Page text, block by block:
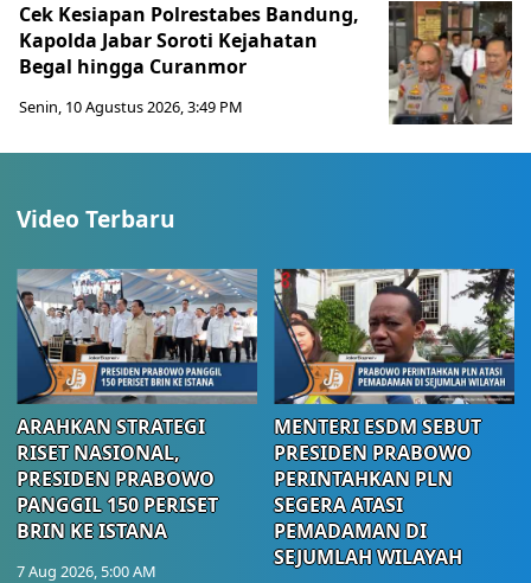
Cek Kesiapan Polrestabes Bandung,
Kapolda Jabar Soroti Kejahatan
Begal hingga Curanmor
Senin, 10 Agustus 2026, 3:49 PM
Video Terbaru
ARAHKAN STRATEGI
RISET NASIONAL,
PRESIDEN PRABOWO
PANGGIL 150 PERISET
BRIN KE ISTANA
7 Aug 2026, 5:00 AM
MENTERI ESDM SEBUT
PRESIDEN PRABOWO
PERINTAHKAN PLN
SEGERA ATASI
PEMADAMAN DI
SEJUMLAH WILAYAH